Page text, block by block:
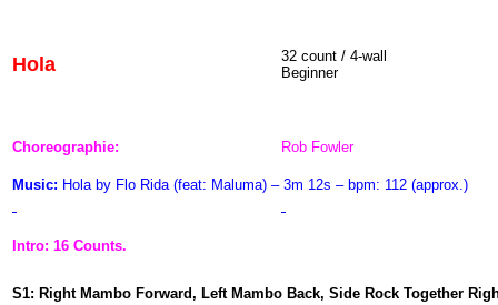
Hola
32 count / 4-wall
Beginner
Choreographie: Rob Fowler
Music: Hola by Flo Rida (feat: Maluma) – 3m 12s – bpm: 112 (approx.)
Intro: 16 Counts.
S1: Right Mambo Forward, Left Mambo Back, Side Rock Together